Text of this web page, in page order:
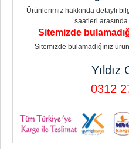
Ürünlerimiz hakkında detaylı
saatleri
Sitemizde
Sitemizde bulamadığınız
Yıldız
0312